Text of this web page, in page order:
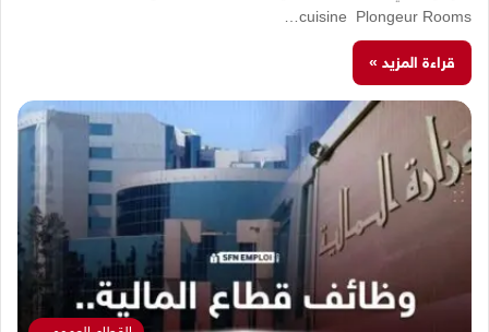
cuisine Plongeur Rooms…
قراءة المزيد »